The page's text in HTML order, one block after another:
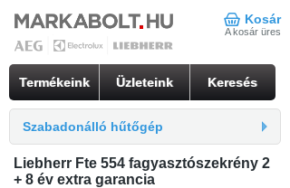
Kosár
A kosár üres
Termékeink Üzleteink Keresés
Szabadonálló hűtőgép
Liebherr Fte 554 fagyasztószekrény 2
+ 8 év extra garancia